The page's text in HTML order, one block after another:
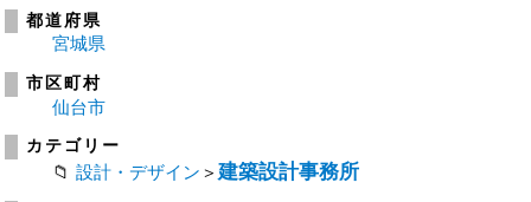
都道府県
宮城県
市区町村
仙台市
カテゴリー
設計・デザイン ＞ 建築設計事務所